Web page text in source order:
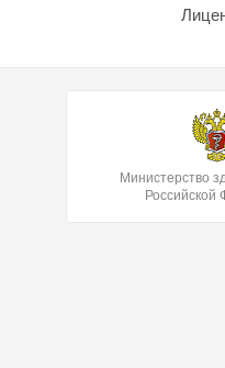
Министерство
Российской